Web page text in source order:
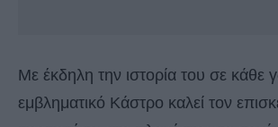
Με έκδηλη την ιστορία του σε κάθε
εμβληματικό Κάστρο καλεί τον